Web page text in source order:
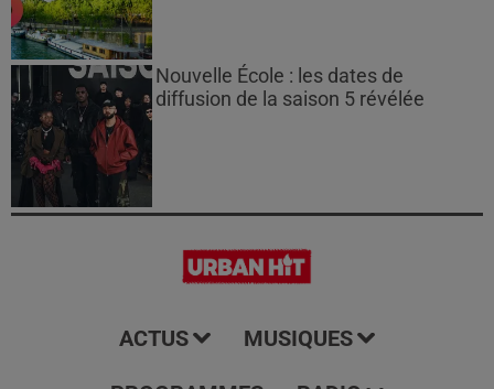
Nouvelle École : les dates de
diffusion de la saison 5 révélée
ACTUS MUSIQUES